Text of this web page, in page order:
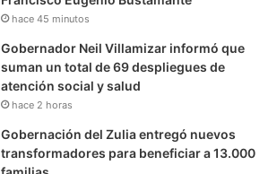
hace 45 minutos
Gobernador Neil Villamizar informó que
suman un total de 69 despliegues de
atención social y salud
hace 2 horas
Gobernación del Zulia entregó nuevos
transformadores para beneficiar a 13.000